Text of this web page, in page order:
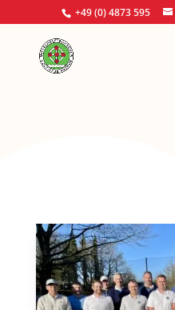
+49 (0) 4873 595